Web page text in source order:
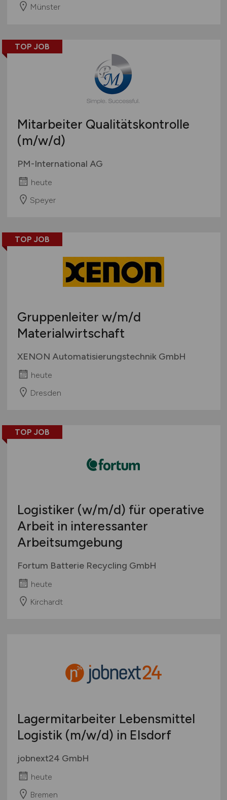
Münster
TOP JOB
Mitarbeiter Qualitätskontrolle
(m/w/d)
PM-International AG
heute
Speyer
TOP JOB
Gruppenleiter w/m/d
Materialwirtschaft
XENON Automatisierungstechnik GmbH
heute
Dresden
TOP JOB
Logistiker (w/m/d) für operative
Arbeit in interessanter
Arbeitsumgebung
Fortum Batterie Recycling GmbH
heute
Kirchardt
Lagermitarbeiter Lebensmittel
Logistik (m/w/d) in Elsdorf
jobnext24 GmbH
heute
Bremen